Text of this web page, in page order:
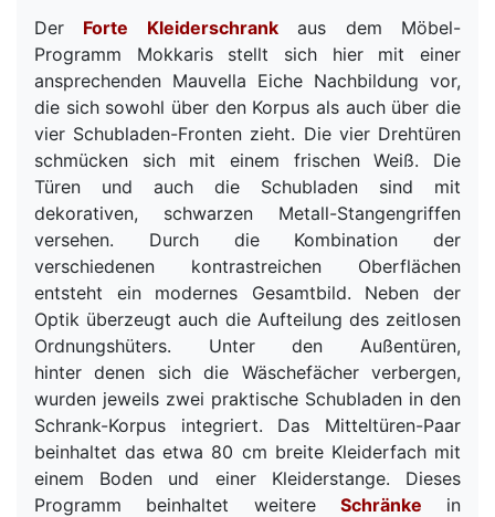
Der Forte Kleiderschrankaus dem Möbel-
Programm Mokkaris stellt sich hier mit einer
ansprechenden Mauvella Eiche Nachbildung vor,
die sich sowohl über den Korpus als auch über die
vier Schubladen-Fronten zieht. Die vier Drehtüren
schmücken sich mit einem frischen Weiß. Die
Türen und auch die Schubladen sind mit
dekorativen, schwarzen Metall-Stangengriffen
versehen. Durch die Kombination der
verschiedenen kontrastreichen Oberflächen
entsteht ein modernes Gesamtbild. Neben der
Optik überzeugt auch die Aufteilung des zeitlosen
Ordnungshüters. Unter den Außentüren,
hinter denen sich die Wäschefächer verbergen,
wurden jeweils zwei praktische Schubladen in den
Schrank-Korpus integriert. Das Mitteltüren-Paar
beinhaltet das etwa 80 cm breite Kleiderfach mit
einem Boden und einer Kleiderstange. Dieses
Programm beinhaltet weitere Schränke in